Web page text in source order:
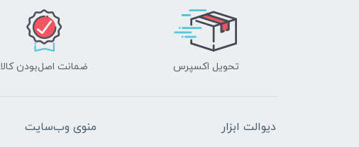
تحویل اکسپرس ضمانت اصل‌بودن کالا
دیوالت ابزار منوی وب‌سایت